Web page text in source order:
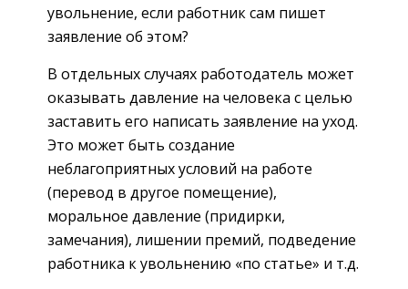
увольнение, если работник сам пишет
заявление об этом?
В отдельных случаях работодатель может
оказывать давление на человека с целью
заставить его написать заявление на уход.
Это может быть создание
неблагоприятных условий на работе
(перевод в другое помещение),
моральное давление (придирки,
замечания), лишении премий, подведение
работника к увольнению «по статье» и т.д.